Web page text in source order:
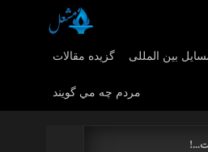
گزیده مقالات بین المللی
مردم چه مي گويند